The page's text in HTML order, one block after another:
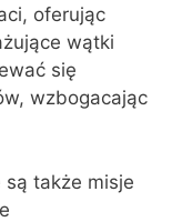
oferując
wątki
się
wzbogacając
są także misje